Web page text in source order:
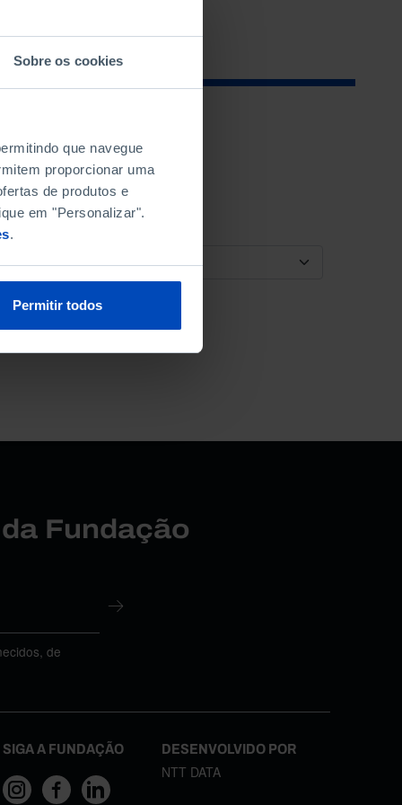
Sobre os cookies
que navegue
proporcionar uma
de produtos e
em "Personalizar".
.
Permitir todos
ORDENAR POR
Fundação
de
SIGA A FUNDAÇÃO DESENVOLVIDO POR
NTT DATA